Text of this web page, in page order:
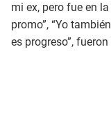
mi ex, pero fue en
promo”, “Yo
es progreso”,